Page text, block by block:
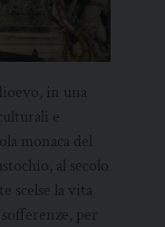
in una
e
monaca del
al secolo
scelse la vita
per